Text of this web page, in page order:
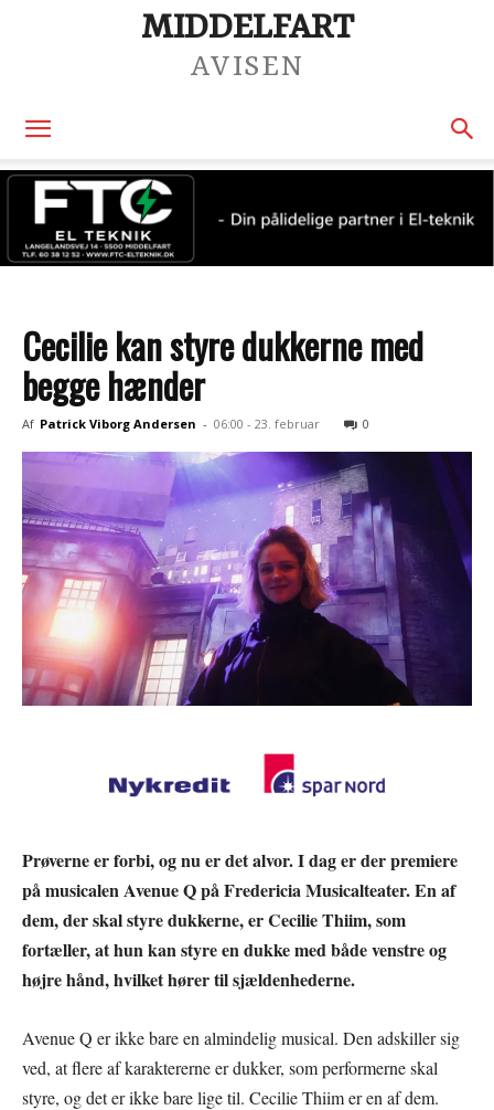
MIDDELFART
AVISEN
Cecilie kan styre dukkerne med
begge hænder
Af Patrick Viborg Andersen - 06:00 - 23. februar 0
Prøverne er forbi, og nu er det alvor. I dag er der premiere
på musicalen Avenue Q på Fredericia Musicalteater. En af
dem, der skal styre dukkerne, er Cecilie Thiim, som
fortæller, at hun kan styre en dukke med både venstre og
højre hånd, hvilket hører til sjældenhederne.
Avenue Q er ikke bare en almindelig musical. Den adskiller sig
ved, at flere af karaktererne er dukker, som performerne skal
styre, og det er ikke bare lige til. Cecilie Thiim er en af dem.